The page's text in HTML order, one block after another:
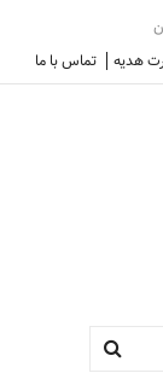
هدیه تماس با ما